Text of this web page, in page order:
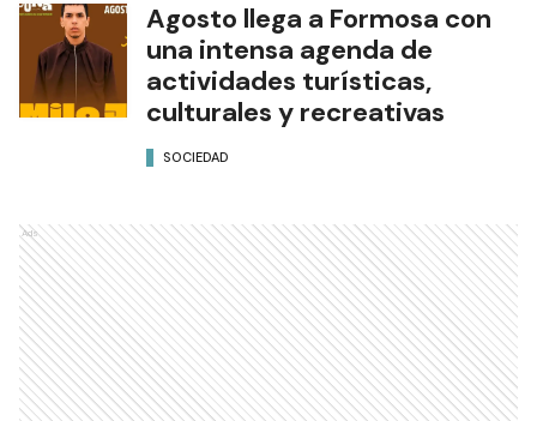
Agosto llega a Formosa con
una intensa agenda de
actividades turísticas,
culturales y recreativas
SOCIEDAD
Ads